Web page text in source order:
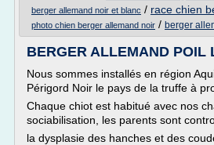
berger allemand noir et blanc / race chien
photo chien berger allemand noir / berger
BERGER ALLEMAND POIL
Nous sommes installés en région
Périgord Noir le pays de la truffe à
Chaque chiot est habitué avec nos
sociabilisation, les parents sont
la dysplasie des hanches et des